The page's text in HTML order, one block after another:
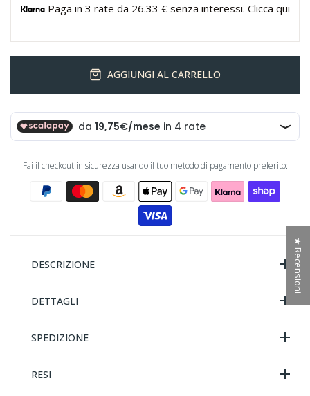
Paga in 3 rate da 26.33 € senza interessi. Clicca qui
AGGIUNGI AL CARRELLO
Fai il checkout in sicurezza usando il tuo metodo di pagamento preferito:
DESCRIZIONE
DETTAGLI
SPEDIZIONE
RESI
★ Recensioni